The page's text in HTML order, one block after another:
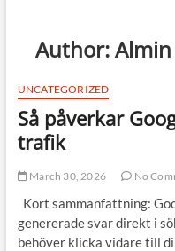
Author:Almin
UNCATEGORIZED
Så påverkar
trafik
March 30, 2026 No
Kort sammanfattning:
genererade svar direkt i
behöver klicka vidare till